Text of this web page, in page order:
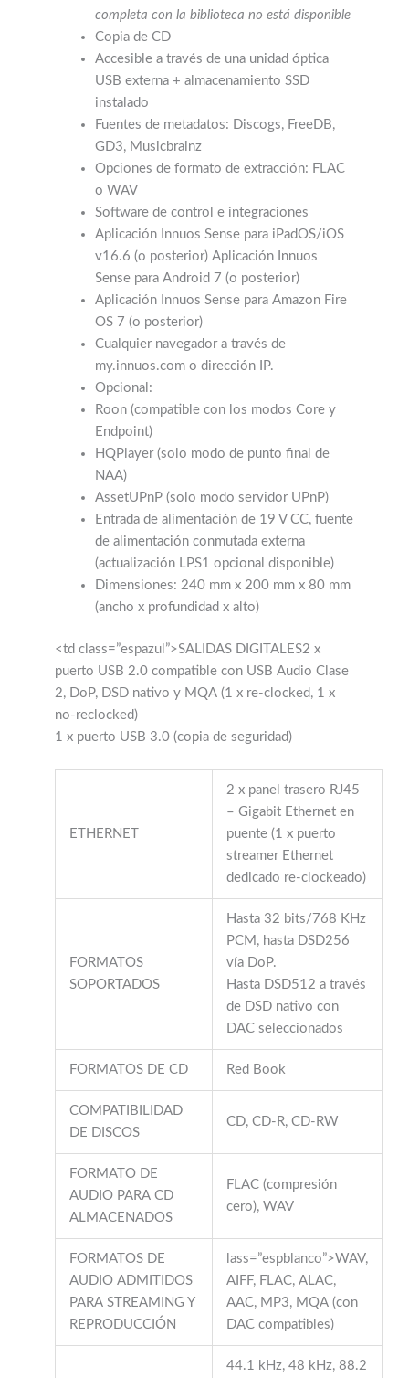
completa con la biblioteca no está disponible
Copia de CD
Accesible a través de una unidad óptica
USB externa + almacenamiento SSD
instalado
Fuentes de metadatos: Discogs, FreeDB,
GD3, Musicbrainz
Opciones de formato de extracción: FLAC
o WAV
Software de control e integraciones
Aplicación Innuos Sense para iPadOS/iOS
v16.6 (o posterior) Aplicación Innuos
Sense para Android 7 (o posterior)
Aplicación Innuos Sense para Amazon Fire
OS 7 (o posterior)
Cualquier navegador a través de
my.innuos.com o dirección IP.
Opcional:
Roon (compatible con los modos Core y
Endpoint)
HQPlayer (solo modo de punto final de
NAA)
AssetUPnP (solo modo servidor UPnP)
Entrada de alimentación de 19 V CC, fuente
de alimentación conmutada externa
(actualización LPS1 opcional disponible)
Dimensiones: 240 mm x 200 mm x 80 mm
(ancho x profundidad x alto)
<td class=”espazul”>SALIDAS DIGITALES2 x
puerto USB 2.0 compatible con USB Audio Clase
2, DoP, DSD nativo y MQA (1 x re-clocked, 1 x
no-reclocked)
1 x puerto USB 3.0 (copia de seguridad)
ETHERNET
2 x panel trasero RJ45
– Gigabit Ethernet en
puente (1 x puerto
streamer Ethernet
dedicado re-clockeado)
FORMATOS
SOPORTADOS
Hasta 32 bits/768 KHz
PCM, hasta DSD256
vía DoP.
Hasta DSD512 a través
de DSD nativo con
DAC seleccionados
FORMATOS DE CD Red Book
COMPATIBILIDAD
DE DISCOS
CD, CD-R, CD-RW
FORMATO DE
AUDIO PARA CD
ALMACENADOS
FLAC (compresión
cero), WAV
FORMATOS DE
AUDIO ADMITIDOS
PARA STREAMING Y
REPRODUCCIÓN
lass=”espblanco”>WAV,
AIFF, FLAC, ALAC,
AAC, MP3, MQA (con
DAC compatibles)
44.1 kHz, 48 kHz, 88.2